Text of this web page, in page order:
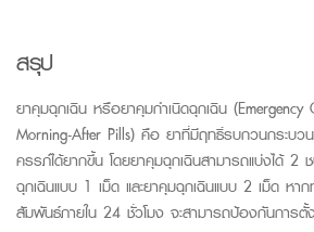
สรุป
ยาคุมฉุกเฉิน หรือยาคุมกำเนิดฉุกเฉิน (Emergency
Morning-After Pills) คือ ยาที่มีฤทธิ์รบกวนกระบวน
ครรภ์ได้ยากขึ้น โดยยาคุมฉุกเฉินสามารถแบ่งได้
ฉุกเฉินแบบ 1 เม็ด และยาคุมฉุกเฉินแบบ 2 เม็ด หา
สัมพันธ์ภายใน 24 ชั่วโมง จะสามารถป้องกันการ